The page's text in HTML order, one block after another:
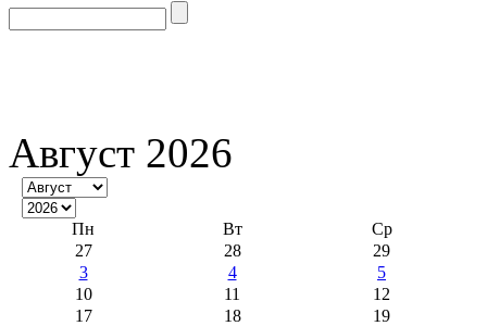
Август 2026
Пн Вт
Ср
27
28
29
3
4
5
10
11
12
17
18
19